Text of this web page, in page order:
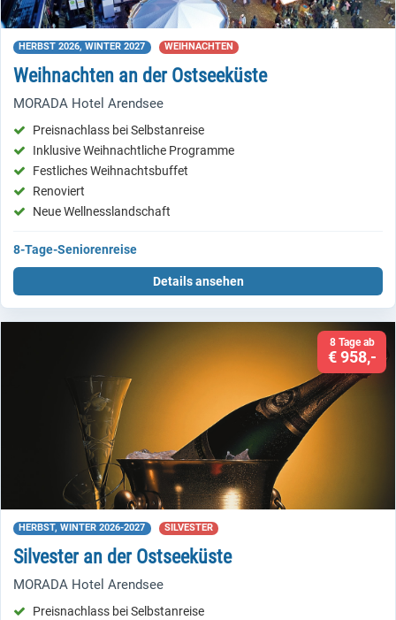
HERBST 2026, WINTER 2027 WEIHNACHTEN
Weihnachten an der Ostseeküste
MORADA Hotel Arendsee
Preisnachlass bei Selbstanreise
Inklusive Weihnachtliche Programme
Festliches Weihnachtsbuffet
Renoviert
Neue Wellnesslandschaft
8-Tage-Seniorenreise
Details ansehen
8 Tage ab
€ 958,-
HERBST, WINTER 2026-2027 SILVESTER
Silvester an der Ostseeküste
MORADA Hotel Arendsee
Preisnachlass bei Selbstanreise